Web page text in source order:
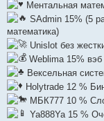
Ментальная
SAdmin 15% (5
математика)
Unislot без
Weblima 15%
Вексельная
Holytrade 12 %
МБК777 10 %
Ya888Ya 15 %